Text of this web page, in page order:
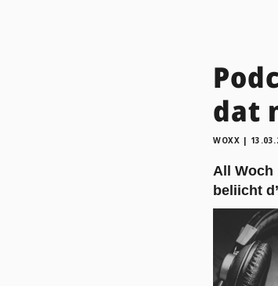
dat
WOXX |
All Woch
beliicht